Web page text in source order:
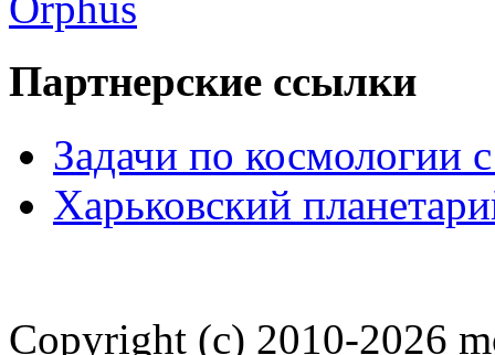
Партнерские ссылки
Задачи по космологии
Харьковский
Copyright (c) 2010-2026